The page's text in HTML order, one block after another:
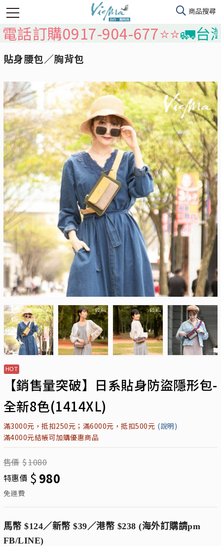
904-677⭐️⭐️🚛台灣本島免運，
貼身腰包／胸背包
【銷售量突破】日系貼身防盜隱形包-
全新8色(1414XL)
滿3000元，抵扣250元；滿6000元，抵扣500元 (說明)
滿4000元結帳可加購優惠商品
售價 $1080
特惠價 $ 980
免運費
馬幣 $124／新幣 $39／港幣 $238 (海外訂購請pm
FB/LINE)